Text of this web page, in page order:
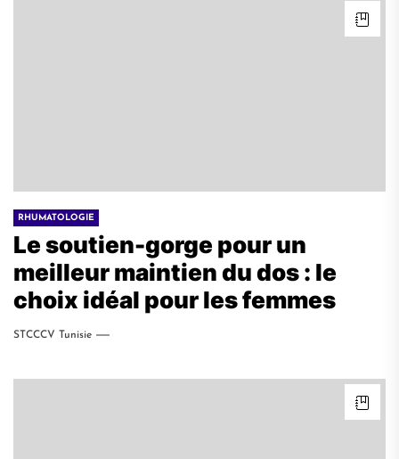
RHUMATOLOGIE
Le soutien-gorge pour un
meilleur maintien du dos : le
choix idéal pour les femmes
STCCCV Tunisie